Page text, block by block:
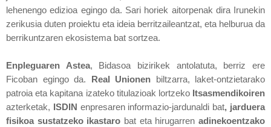
lehenengo edizioa egingo da. Sari horiek aitorpenak dira Irunekin
zerikusia duten proiektu eta ideia berritzaileantzat, eta helburua da
berrikuntzaren ekosistema bat sortzea.
Enpleguaren Astea, Bidasoa bizirikek antolatuta, berriz ere
Ficoban egingo da.
Real Unionen biltzarra, laket-ontzietarako
patroia eta kapitana izateko titulazioak lortzeko Itsasmendikoiren
azterketak,
ISDIN enpresaren informazio-jardunaldi bat, jarduera
fisikoa sustatzeko ikastaro bat eta hirugarren adinekoentzako